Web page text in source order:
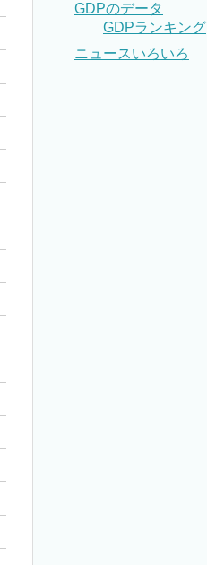
GDPのデータ
GDPランキング
ニュースいろいろ